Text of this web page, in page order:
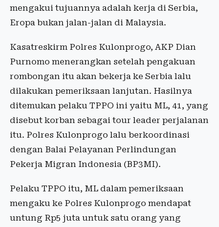
mengakui tujuannya adalah kerja di Serbia,
Eropa bukan jalan-jalan di Malaysia.
Kasatreskirm Polres Kulonprogo, AKP Dian
Purnomo menerangkan setelah pengakuan
rombongan itu akan bekerja ke Serbia lalu
dilakukan pemeriksaan lanjutan. Hasilnya
ditemukan pelaku TPPO ini yaitu ML, 41, yang
disebut korban sebagai tour leader perjalanan
itu. Polres Kulonprogo lalu berkoordinasi
dengan Balai Pelayanan Perlindungan
Pekerja Migran Indonesia (BP3MI).
Pelaku TPPO itu, ML dalam pemeriksaan
mengaku ke Polres Kulonprogo mendapat
untung Rp5 juta untuk satu orang yang